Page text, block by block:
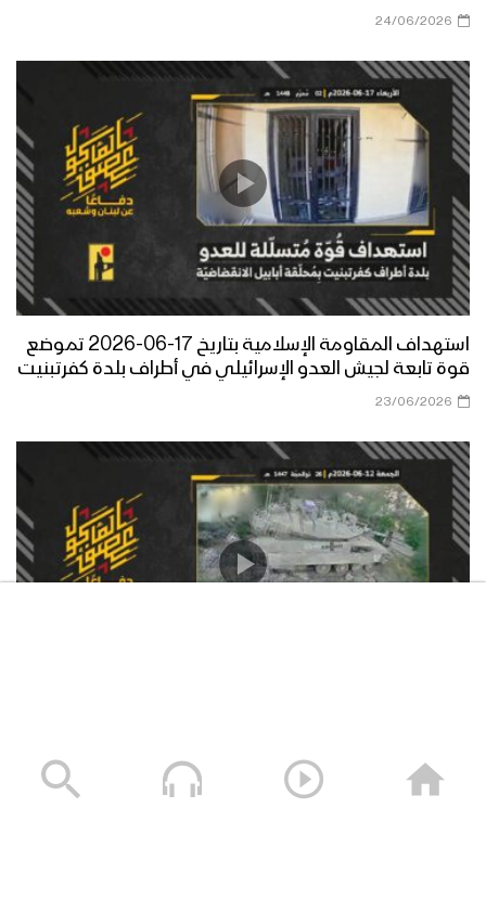
24/06/2026
استهداف المقاومة الإسلامية بتاريخ 17-06-2026 تموضع
قوة تابعة لجيش العدو الإسرائيلي في أطراف بلدة كفرتبنيت
23/06/2026
الشقيف